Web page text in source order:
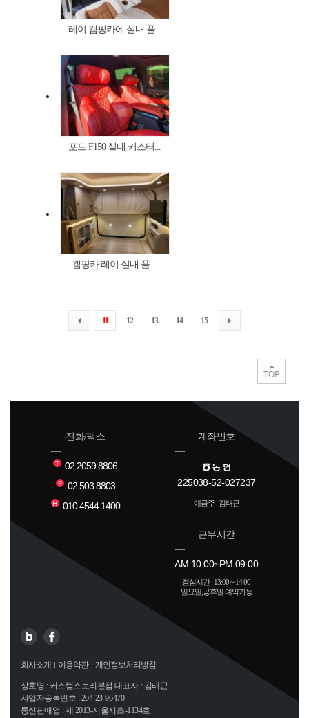
레이 캠핑카에 실내 풀...
포드 F150 실내 커스터...
캠핑카 레이 실내 풀 ...
11 12 13 14 15
전화/팩스
T 02.2059.8806
F 02.503.8803
H 010.4544.1400
계좌번호
225038-52-027237
예금주 : 김태근
근무시간
AM 10:00~PM 09:00
점심시간 : 13:00 ~ 14:00
일요일,공휴일 예약가능
회사소개 이용약관 개인정보처리방침
상호명 : 커스텀스토리본점 대표자 : 김태근
사업자등록번호 : 204-23-96470
통신판매업 : 제 2013-서울서초-1134호